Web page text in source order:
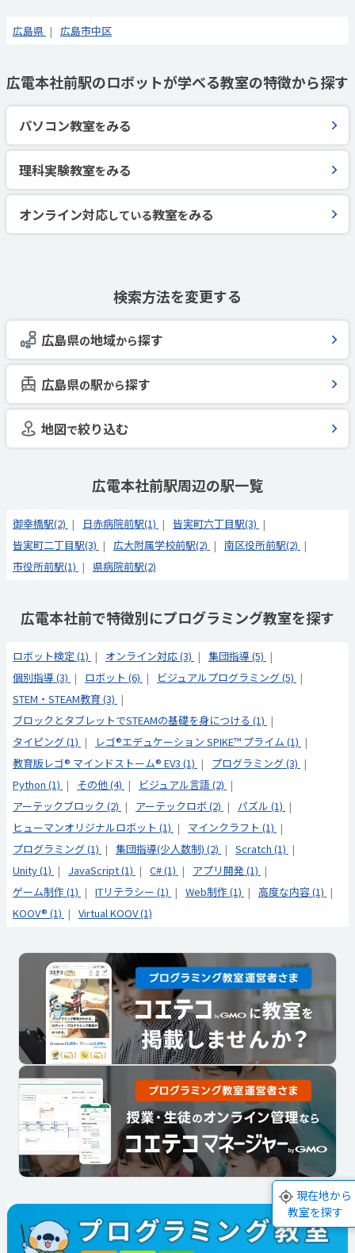
広島県 広島市中区
広電本社前駅のロボットが学べる教室の特徴から探す
パソコン教室をみる
理科実験教室をみる
オンライン対応している教室をみる
検索方法を変更する
広島県の地域から探す
広島県の駅から探す
地図で絞り込む
広電本社前駅周辺の駅一覧
御幸橋駅(2) 日赤病院前駅(1)
皆実町六丁目駅(3)
皆実町二丁目駅(3)
広大附属学校前駅(2)
南区役所前駅(2)
市役所前駅(1)
県病院前駅(2)
広電本社前で特徴別にプログラミング教室を探す
ロボット検定 (1) オンライン対応 (3)
集団指導 (5)
個別指導 (3)
ロボット (6)
ビジュアルプログラミング (5)
STEM・STEAM教育 (3)
ブロックとタブレットでSTEAMの基礎を身につける (1)
タイピング (1)
レゴ®エデュケーション SPIKE™ プライム (1)
教育版レゴ® マインドストーム® EV3 (1)
プログラミング (3)
Python (1)
その他 (4)
ビジュアル言語 (2)
アーテックブロック (2)
アーテックロボ (2)
パズル (1)
ヒューマンオリジナルロボット (1)
マインクラフト (1)
プログラミング (1)
集団指導(少人数制) (2)
Scratch (1)
Unity (1)
JavaScript (1) C# (1)
アプリ開発 (1)
ゲーム制作 (1)
ITリテラシー (1) Web制作 (1)
高度な内容 (1)
KOOV® (1)
Virtual KOOV (1)
現在地から
教室を探す